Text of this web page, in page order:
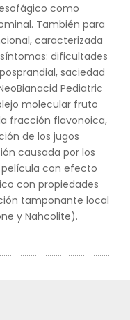
como
También para
caracterizada
dificultades
saciedad
Pediatric
molecular fruto
fracción flavonoica,
de los jugos
causada por los
con efecto
con propiedades
tamponante local
y Nahcolite).